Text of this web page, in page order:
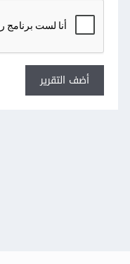
أضف التقرير